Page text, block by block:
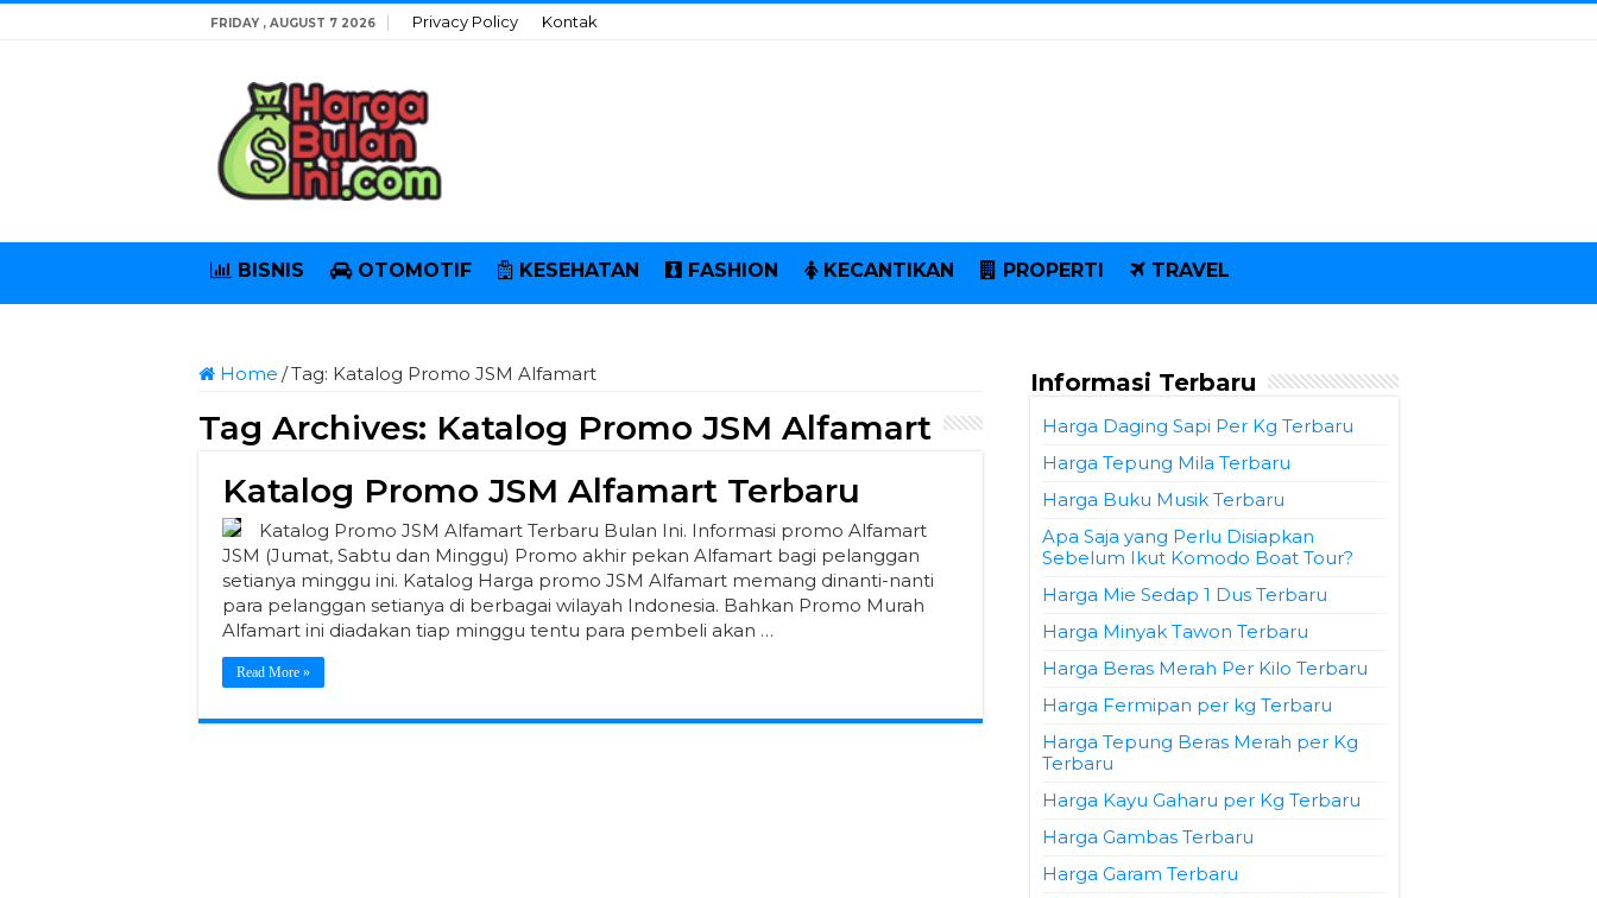
FRIDAY , AUGUST 7 2026 Privacy Policy Kontak
BISNIS OTOMOTIF KESEHATAN FASHION KECANTIKAN PROPERTI TRAVEL
Home /Tag: Katalog Promo JSM Alfamart
Tag Archives: Katalog Promo JSM Alfamart
Katalog Promo JSM Alfamart Terbaru
Katalog Promo JSM Alfamart Terbaru Bulan Ini. Informasi promo Alfamart
JSM (Jumat, Sabtu dan Minggu) Promo akhir pekan Alfamart bagi pelanggan
setianya minggu ini. Katalog Harga promo JSM Alfamart memang dinanti-nanti
para pelanggan setianya di berbagai wilayah Indonesia. Bahkan Promo Murah
Alfamart ini diadakan tiap minggu tentu para pembeli akan …
Read More »
Informasi Terbaru
Harga Daging Sapi Per Kg Terbaru
Harga Tepung Mila Terbaru
Harga Buku Musik Terbaru
Apa Saja yang Perlu Disiapkan
Sebelum Ikut Komodo Boat Tour?
Harga Mie Sedap 1 Dus Terbaru
Harga Minyak Tawon Terbaru
Harga Beras Merah Per Kilo Terbaru
Harga Fermipan per kg Terbaru
Harga Tepung Beras Merah per Kg
Terbaru
Harga Kayu Gaharu per Kg Terbaru
Harga Gambas Terbaru
Harga Garam Terbaru